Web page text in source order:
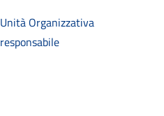
Unità Organizzativa
responsabile